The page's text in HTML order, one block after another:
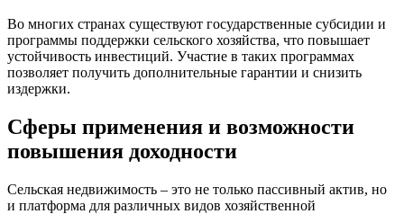
Во многих странах существуют государственные субсидии и
программы поддержки сельского хозяйства, что повышает
устойчивость инвестиций. Участие в таких программах
позволяет получить дополнительные гарантии и снизить
издержки.
Сферы применения и возможности
повышения доходности
Сельская недвижимость – это не только пассивный актив, но
и платформа для различных видов хозяйственной